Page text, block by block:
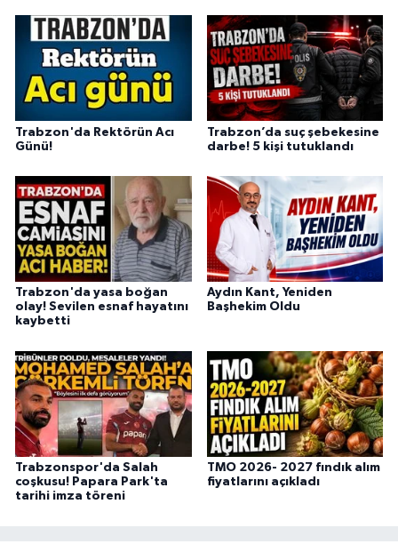
Trabzon'da Rektörün Acı
Günü!
Trabzon’da suç şebekesine
darbe! 5 kişi tutuklandı
Trabzon'da yasa boğan
olay! Sevilen esnaf hayatını
kaybetti
Aydın Kant, Yeniden
Başhekim Oldu
Trabzonspor'da Salah
coşkusu! Papara Park'ta
tarihi imza töreni
TMO 2026- 2027 fındık alım
fiyatlarını açıkladı